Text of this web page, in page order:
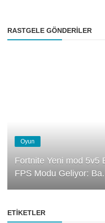
RASTGELE GÖNDERILER
Oyun
Fortnite Yeni mod 5v5
FPS Modu Geliyor:
ETIKETLER